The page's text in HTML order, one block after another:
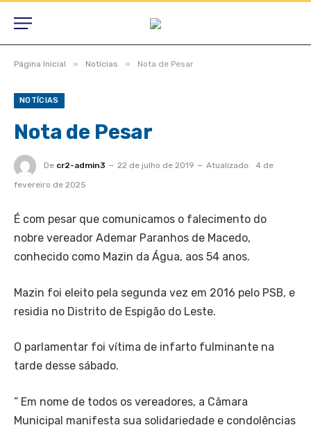
Página Inicial » Notícias » Nota de Pesar
NOTÍCIAS
Nota de Pesar
De cr2-admin3 22 de julho de 2019 Atualizado: 4 de
fevereiro de 2025
É com pesar que comunicamos o falecimento do
nobre vereador Ademar Paranhos de Macedo,
conhecido como Mazin da Água, aos 54 anos.
Mazin foi eleito pela segunda vez em 2016 pelo PSB, e
residia no Distrito de Espigão do Leste.
O parlamentar foi vítima de infarto fulminante na
tarde desse sábado.
” Em nome de todos os vereadores, a Câmara
Municipal manifesta sua solidariedade e condolências